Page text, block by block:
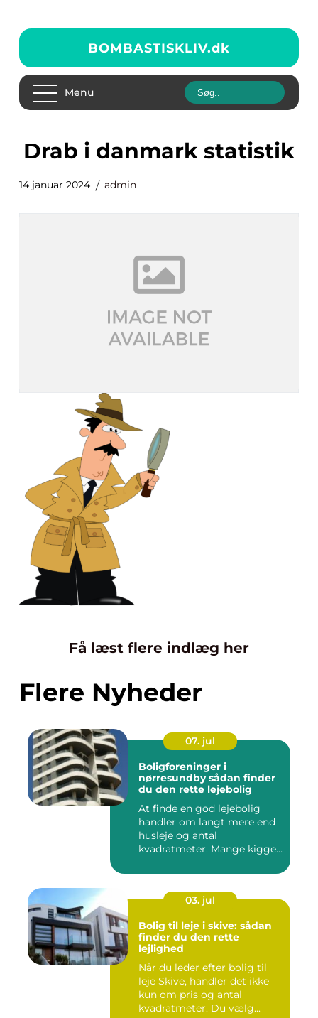
BOMBASTISKLIV.dk
Menu
drab i danmark statistik
14 januar 2024 admin
Få læst flere indlæg her
Flere Nyheder
07. jul
Boligforeninger i
nørresundby sådan finder
du den rette lejebolig
At finde en god lejebolig
handler om langt mere end
husleje og antal
kvadratmeter. Mange kigger
03. jul
Bolig til leje i skive: sådan
finder du den rette
lejlighed
Når du leder efter bolig til
leje Skive, handler det ikke
kun om pris og antal
kvadratmeter. Du vælg...